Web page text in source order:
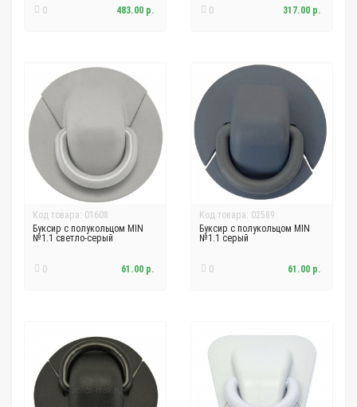
0 483.00 р. 0 317.00 р.
Код товара: 01608
Буксир с полукольцом MIN
№1.1 светло-серый
0 61.00 р.
Код товара: 02589
Буксир с полукольцом MIN
№1.1 серый
0 61.00 р.